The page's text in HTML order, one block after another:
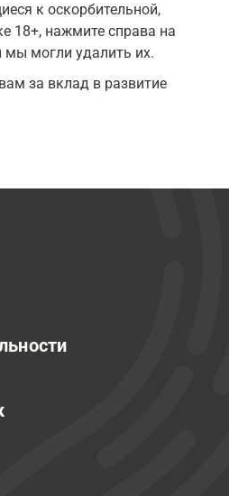
к оскорбительной,
18+, нажмите справа на
могли удалить их.
за вклад в развитие